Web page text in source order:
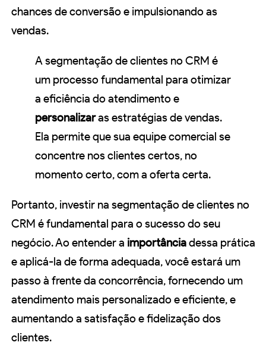
chances de conversão e impulsionando as
vendas.
A segmentação de clientes no CRM é
um processo fundamental para otimizar
a eficiência do atendimento e
personalizaras estratégias de vendas.
Ela permite que sua equipe comercial se
concentre nos clientes certos, no
momento certo, com a oferta certa.
Portanto, investir na segmentação de clientes no
CRM é fundamental para o sucesso do seu
negócio. Ao entender a importânciadessa prática
e aplicá-la de forma adequada, você estará um
passo à frente da concorrência, fornecendo um
atendimento mais personalizado e eficiente, e
aumentando a satisfação e fidelização dos
clientes.